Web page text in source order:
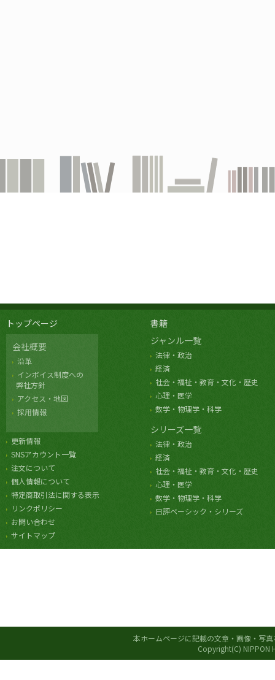
トップページ
会社概要
沿革
インボイス制度への
弊社方針
アクセス・地図
採用情報
更新情報
SNSアカウント一覧
注文について
個人情報について
特定商取引法に関する表示
リンクポリシー
お問い合わせ
サイトマップ
書籍
ジャンル一覧
法律・政治
経済
社会・福祉・教育・文化・歴史
心理・医学
数学・物理学・科学
シリーズ一覧
法律・政治
経済
社会・福祉・教育・文化・歴史
心理・医学
数学・物理学・科学
日評ベーシック・シリーズ
本ホームページに記載の文章・画像・写
Copyright(C) NIPPON